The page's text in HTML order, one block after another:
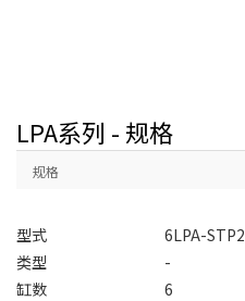
LPA系列 - 规格
规格
型式 6LPA-STP2
类型
-
缸数
6